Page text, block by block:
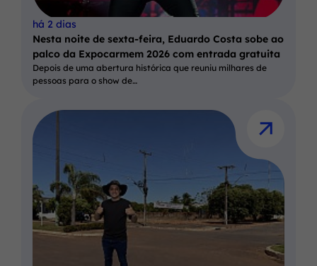
há 2 dias
Nesta noite de sexta-feira, Eduardo Costa sobe ao
palco da Expocarmem 2026 com entrada gratuita
Depois de uma abertura histórica que reuniu milhares de
pessoas para o show de…